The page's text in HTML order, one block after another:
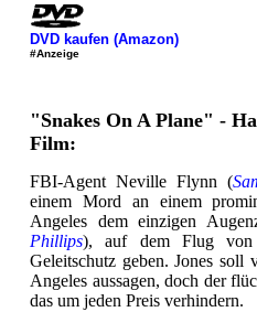
DVD kaufen (Amazon)
#Anzeige
"Snakes On A Plane" -
Film:
FBI-Agent Neville Flynn (
einem Mord an einem
Angeles dem einzigen
Phillips), auf dem Flug von
Geleitschutz geben. Jones
Angeles aussagen, doch der
das um jeden Preis verhindern.